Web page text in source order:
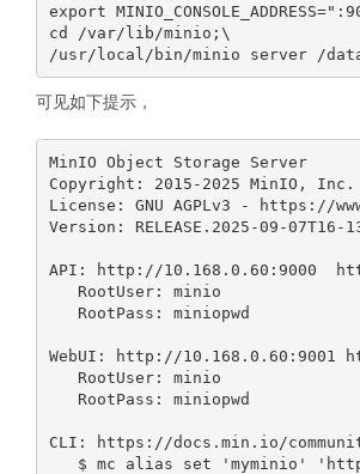
export
cd /var/lib/minio;\
可见如下提示，
MinIO Object Storage Server
Copyright: 2015-2025 MinIO, Inc.
License: GNU AGPLv3 - https://
Version: RELEASE.2025-09-
API: http://10.168.0.60:9000
   RootUser: minio
   RootPass: miniopwd
WebUI: http://
   RootUser: minio
   RootPass: miniopwd
CLI: https://docs.min.io/
$ mc alias set 'myminio'